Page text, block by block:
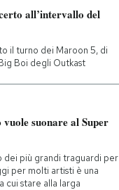
all’intervallo del
il turno dei Maroon 5, di
Boi degli Outkast
vuole suonare al Super
dei più grandi traguardi per
per molti artisti è una
cui stare alla larga